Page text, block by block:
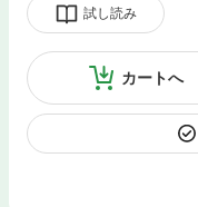
試し読み
カートへ